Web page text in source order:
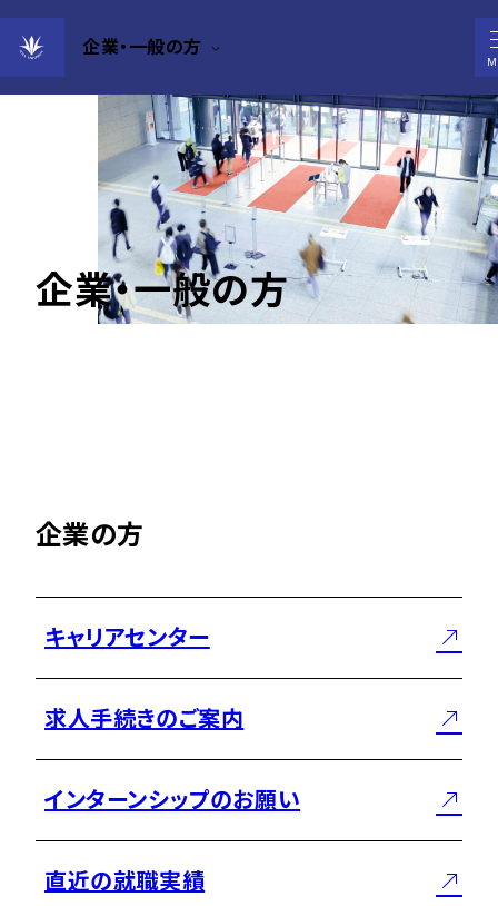
企業・一般の方
企業・一般の方
企業の方
キャリアセンター
求人手続きのご案内
インターンシップのお願い
直近の就職実績